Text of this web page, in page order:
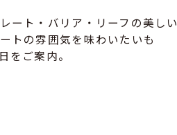
ート・バリア・リーフの美しい
トの雰囲気を味わいたいも
をご案内。